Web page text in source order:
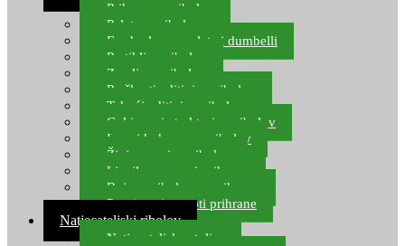
Prihrana za ribolov
Pelete za ribolov
Feeder lovne pelete i dumbelli
Partikli za ribolov
Zemlja za ribolov
Praškasti aditivi za ribolov
Tekući aditivi za ribolov
Gel i sprej atraktori za ribolov
Lovni kukuruz za ribolov
Živi mamci za ribolov
Ljepilo za crve i prihranu
Boje za ribolovnu prihranu
Provjereni recepti prihrane
Natjecateljski ribolov
Natjecateljske stolice